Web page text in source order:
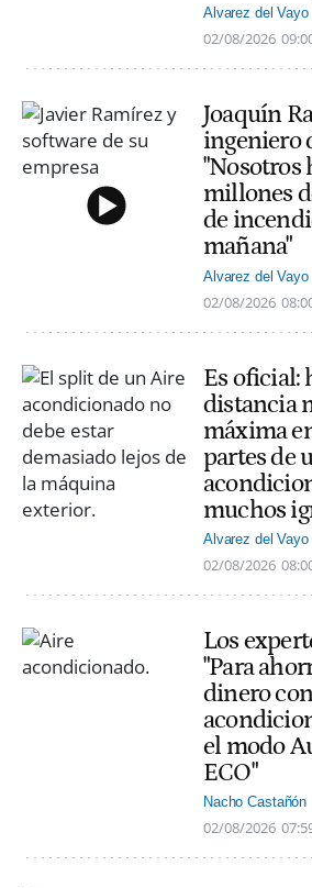
Alvarez del Vayo
02/08/2026
Joaquín
ingeniero
"Nosotros
millones
de
mañana"
Alvarez del Vayo
02/08/2026
Es oficial:
distancia
máxima
partes de
muchos
Alvarez del Vayo
02/08/2026
Los
"Para
dinero
el modo
ECO"
Nacho Castañón
02/08/2026